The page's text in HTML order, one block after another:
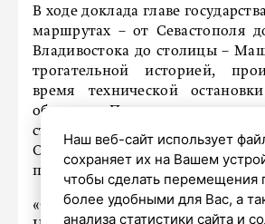
В ходе доклада главе
маршрутах – от Севастополя
Владивостока до столицы –
трогательной историей,
время технической
области. Поезд ненадолго
станции Сосновые Родники
Октябрьский, и местные
перрон, чтобы встретить
«Они говорят: «Прочитайте
Наш веб-сайт использует
сохраняет их на Вашем
чтобы сделать перемещения
более удобными для Вас, а
анализа статистики сайта и